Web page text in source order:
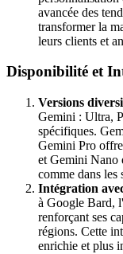
avancée des
transformer la
leurs clients et
Disponibilité et
Versions
Gemini : Ultra,
spécifiques.
Gemini Pro
et Gemini Nano
comme dans les
Intégration
à Google Bard,
renforçant ses
régions. Cette
enrichie et plus